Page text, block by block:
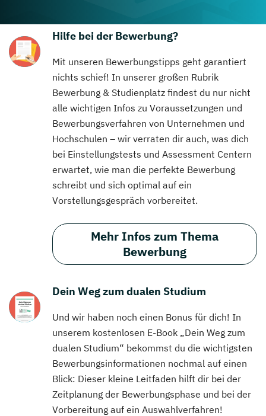
Hilfe bei der Bewerbung?
Mit unseren Bewerbungstipps geht garantiert
nichts schief! In unserer großen Rubrik
Bewerbung & Studienplatz findest du nur nicht
alle wichtigen Infos zu Voraussetzungen und
Bewerbungsverfahren von Unternehmen und
Hochschulen – wir verraten dir auch, was dich
bei Einstellungstests und Assessment Centern
erwartet, wie man die perfekte Bewerbung
schreibt und sich optimal auf ein
Vorstellungsgespräch vorbereitet.
Mehr Infos zum Thema
Bewerbung
Dein Weg zum dualen Studium
Und wir haben noch einen Bonus für dich! In
unserem kostenlosen E-Book „Dein Weg zum
dualen Studium“ bekommst du die wichtigsten
Bewerbungsinformationen nochmal auf einen
Blick: Dieser kleine Leitfaden hilft dir bei der
Zeitplanung der Bewerbungsphase und bei der
Vorbereitung auf ein Auswahlverfahren!